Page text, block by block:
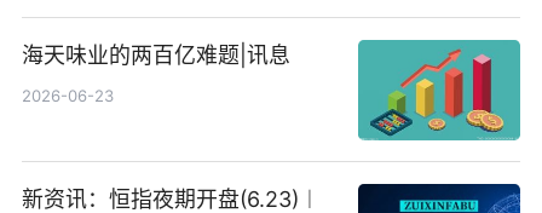
海天味业的两百亿难题|讯息
2026-06-23
新资讯：恒指夜期开盘(6.23)︱